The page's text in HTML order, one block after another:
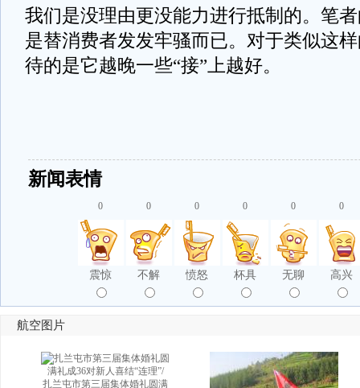
我们是没理由更没能力进行抵制的。笔
是替消费者发发牢骚而已。对于类似这
待的是它越晚一些“接”上越好。
新闻表情
0
震惊
0
不解
0
愤怒
0
杯具
0
无聊
0
高兴
航空图片
扎兰屯市第三届集体婚礼圆满